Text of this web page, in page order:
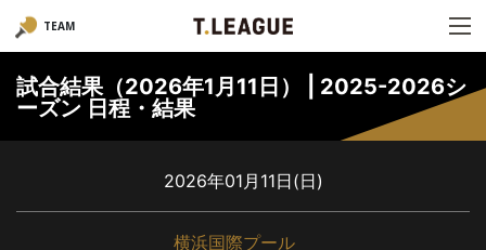
TEAM
試合結果（2026年1月11日） | 2025-2026シ
ーズン 日程・結果
2026年01月11日(日)
横浜国際プール